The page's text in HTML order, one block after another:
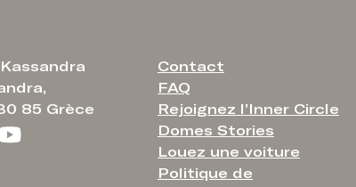
85 Grèce
Contact
FAQ
Rejoignez l’Inner Circle
Domes Stories
Louez une voiture
Politique de